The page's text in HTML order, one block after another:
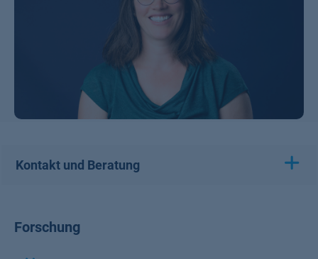
Kontakt und Beratung
Forschung